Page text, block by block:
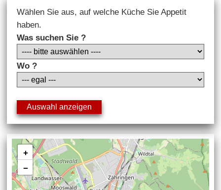
Wählen Sie aus, auf welche Küche Sie Appetit
haben.
Was suchen Sie ?
Wo ?
+
−